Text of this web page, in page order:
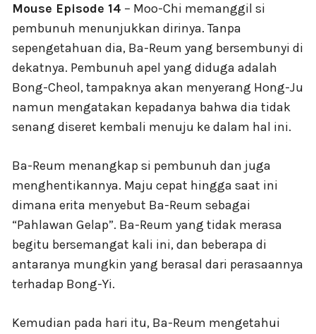
Mouse Episode 14 – Moo-Chi memanggil si
pembunuh menunjukkan dirinya. Tanpa
sepengetahuan dia, Ba-Reum yang bersembunyi di
dekatnya. Pembunuh apel yang diduga adalah
Bong-Cheol, tampaknya akan menyerang Hong-Ju
namun mengatakan kepadanya bahwa dia tidak
senang diseret kembali menuju ke dalam hal ini.
Ba-Reum menangkap si pembunuh dan juga
menghentikannya. Maju cepat hingga saat ini
dimana erita menyebut Ba-Reum sebagai
“Pahlawan Gelap”. Ba-Reum yang tidak merasa
begitu bersemangat kali ini, dan beberapa di
antaranya mungkin yang berasal dari perasaannya
terhadap Bong-Yi.
Kemudian pada hari itu, Ba-Reum mengetahui